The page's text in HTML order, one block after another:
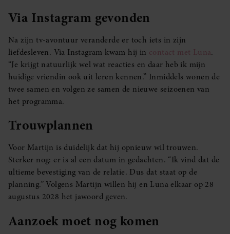
Via Instagram gevonden
Na zijn tv-avontuur veranderde er toch iets in zijn
liefdesleven. Via Instagram kwam hij in contact met Luna.
“Je krijgt natuurlijk wel wat reacties en daar heb ik mijn
huidige vriendin ook uit leren kennen.” Inmiddels wonen de
twee samen en volgen ze samen de nieuwe seizoenen van
het programma.
Trouwplannen
Voor Martijn is duidelijk dat hij opnieuw wil trouwen.
Sterker nog: er is al een datum in gedachten. “Ik vind dat de
ultieme bevestiging van de relatie. Dus dat staat op de
planning.” Volgens Martijn willen hij en Luna elkaar op 28
augustus 2028 het jawoord geven.
Aanzoek moet nog komen